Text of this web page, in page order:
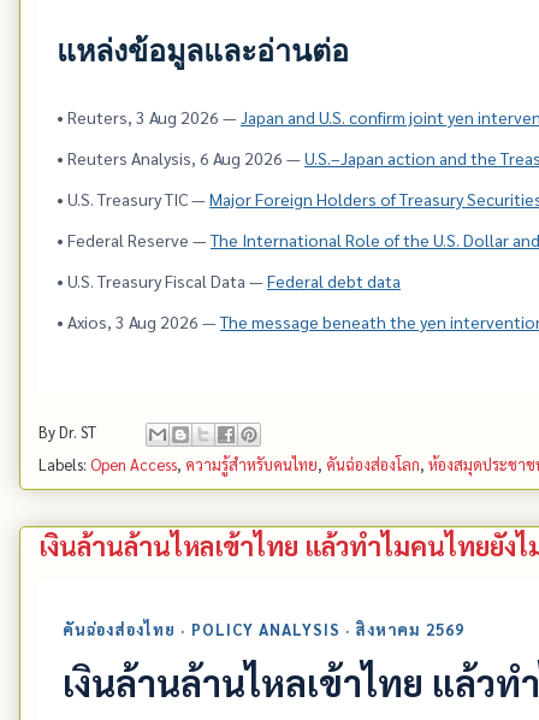
แหล่งข้อมูลและอ่านต่อ
• Reuters, 3 Aug 2026 —Japan and U.S. confirm joint yen
• Reuters Analysis, 6 Aug 2026 —U.S.–Japan action and the
• U.S. Treasury TIC —Major Foreign Holders of Treasury
• Federal Reserve —The International Role of the U.S. Dollar
• U.S. Treasury Fiscal Data —Federal debt data
• Axios, 3 Aug 2026 —The message beneath the yen
ByDr. ST
Labels: Open Access, ความรู้สำหรับคนไทย, คันฉ่องส่องโลก, ห้องสมุดประชา
เงินล้านล้านไหลเข้าไทย แล้วทำไมคนไทยยัง
คันฉ่องส่องไทย · POLICY ANALYSIS · สิงหาคม 2569
เงินล้านล้านไหลเข้าไทย แล้ว